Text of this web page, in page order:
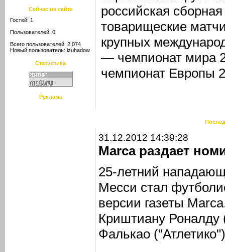
Сейчас на сайте
Гостей: 1
Пользователей: 0
Всего пользователей: 2,074
Новый пользователь: izuhadow
Статистика
Реклама
российская
товарищеские
крупных
— чемпионат мира
чемпионат Европы
31.12.2012 14:39:28
Marca раздает
25-летний
Месси стал
версии газеты
Криштиану
Фалькао